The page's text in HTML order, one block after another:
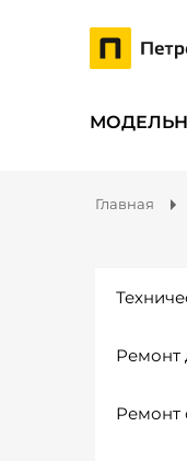
Главная
Ремонт
Ремонт